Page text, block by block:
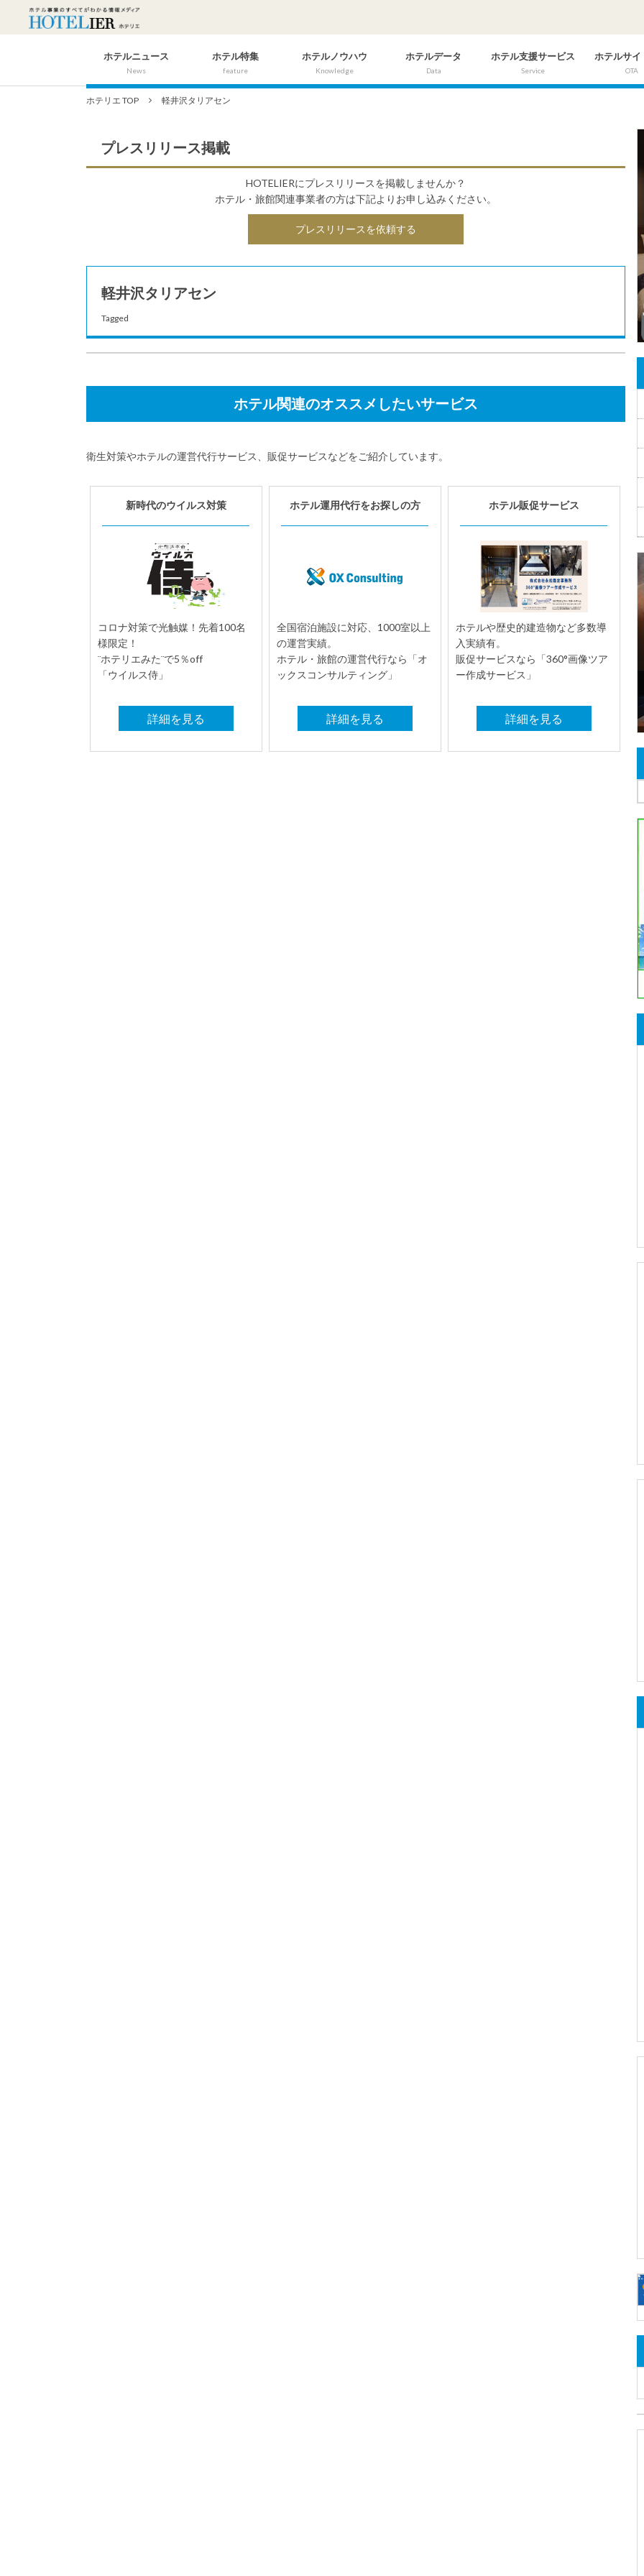
ホテルニュース
News
ホテル特集
feature
ホテルノウハウ
Knowledge
ホテルデータ
Data
ホテル支援サービス
Service
ホテルサイ
OTA
ホテリエ TOP 軽井沢タリアセン
プレスリリース掲載
HOTELIERにプレスリリースを掲載しませんか？
ホテル・旅館関連事業者の方は下記よりお申し込みください。
プレスリリースを依頼する
軽井沢タリアセン
Tagged
20
「東急ハーヴェストクラブ軽井
沢&VIALA」が軽井沢・塩沢エリ
アに7月20日開業
会員制リゾートホテル『東急ハーヴェ
ストクラブ』の25施設目となる「東急
ハーヴェストクラブ軽井沢&VIALA」
ホテル関連のオススメしたいサービス
衛生対策やホテルの運営代行サービス、販促サービスなどをご紹介しています。
新時代のウイルス対策
コロナ対策で光触媒！先着100名
様限定！
¨ホテリエみた¨で5％off
「ウイルス侍」
詳細を見る
ホテル運用代行をお探しの方
全国宿泊施設に対応、1000室以上
の運営実績。
ホテル・旅館の運営代行なら「オ
ックスコンサルティング」
詳細を見る
ホテル販促サービス
ホテルや歴史的建造物など多数導
入実績有。
販促サービスなら「360°画像ツア
ー作成サービス」
詳細を見る